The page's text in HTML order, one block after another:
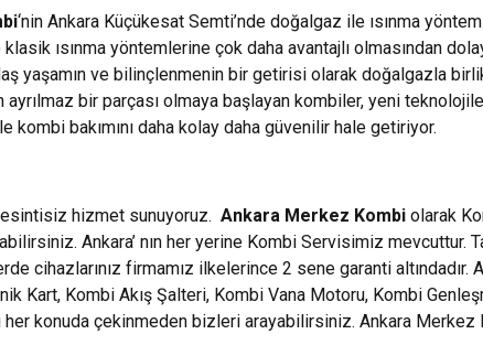
‘nin Ankara Küçükesat Semti’nde doğalgaz ile ısınma
ısınma yöntemlerine çok daha avantajlı olmasından
yaşamın ve bilinçlenmenin bir getirisi olarak doğalgazla
ayrılmaz bir parçası olmaya başlayan kombiler, yeni
bakımını daha kolay daha güvenilir hale getiriyor.
hizmet sunuyoruz. Ankara Merkez Kombi olarak
Ankara’ nın her yerine Kombi Servisimiz mevcuttur.
cihazlarınız firmamız ilkelerince 2 sene garanti altındadır.
Kombi Akış Şalteri, Kombi Vana Motoru, Kombi
her konuda çekinmeden bizleri arayabilirsiniz. Ankara